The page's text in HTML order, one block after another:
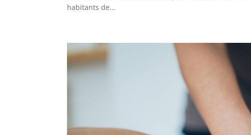
habitants de...